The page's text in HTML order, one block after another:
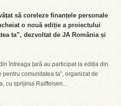
să coreleze finanțele personale
o nouă ediție a proiectului
ta”, dezvoltat de JA România și
întreaga țară au participat la ediția din
comunitatea ta”, organizat de
cu sprijinul Raiffeisen...